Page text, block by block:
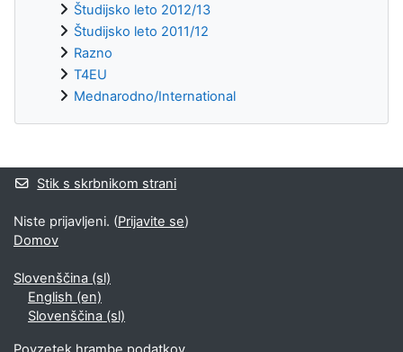
Študijsko leto 2012/13
Študijsko leto 2011/12
Razno
T4EU
Mednarodno/International
Supplementary blocks
Stik s skrbnikom strani
Niste prijavljeni. (Prijavite se)
Domov
Slovenščina ‎(sl)‎
English ‎(en)‎
Slovenščina ‎(sl)‎